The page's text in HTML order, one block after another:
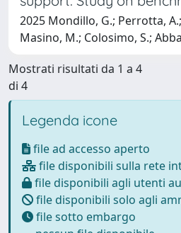
2025 Mondillo, G.; Perrotta,
Masino, M.; Colosimo, S.;
Mostrati risultati da 1 a 4
di 4
Legenda icone
file ad accesso aperto
file disponibili sulla rete
file disponibili agli utenti
file disponibili solo agli
file sotto embargo